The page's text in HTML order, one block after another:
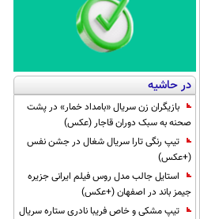
در حاشیه
بازیگران زن سریال «بامداد خمار» در پشت
صحنه به سبک دوران قاجار (عکس)
تیپ رنگی تارا سریال شغال در جشن نفس
(+عکس)
استایل جالب مدل روس فیلم ایرانی جزیره
جیمز باند در اصفهان (+عکس)
تیپ مشکی و خاص فریبا نادری ستاره سریال